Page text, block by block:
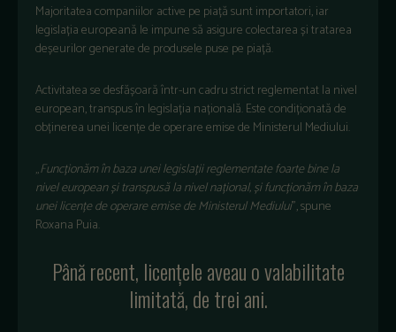
Majoritatea companiilor active pe piață sunt importatori, iar
legislația europeană le impune să asigure colectarea și tratarea
deșeurilor generate de produsele puse pe piață.
Activitatea se desfășoară într-un cadru strict reglementat la nivel
european, transpus în legislația națională. Este condiționată de
obținerea unei licențe de operare emise de Ministerul Mediului.
„Funcționăm în baza unei legislații reglementate foarte bine la
nivel european și transpusă la nivel național, și funcționăm în baza
unei licențe de operare emise de Ministerul Mediului”, spune
Roxana Puia.
Până recent, licențele aveau o valabilitate
limitată, de trei ani.